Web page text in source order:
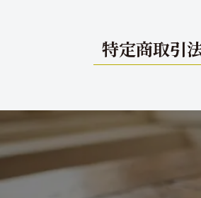
特定商取引